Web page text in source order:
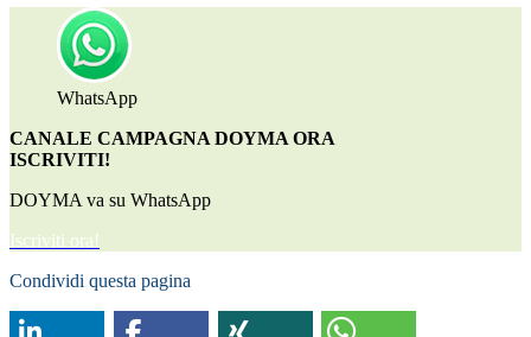
WhatsApp
CANALE CAMPAGNA DOYMA ORA
ISCRIVITI!
DOYMA va su WhatsApp
Iscriviti ora!
Condividi questa pagina